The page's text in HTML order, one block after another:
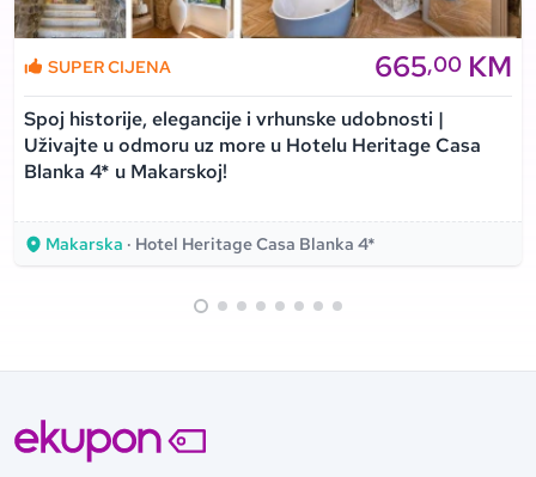
SUPER CIJENA 665,00 KM
Spoj historije, elegancije i vrhunske udobnosti |
Uživajte u odmoru uz more u Hotelu Heritage Casa
Blanka 4* u Makarskoj!
Makarska · Hotel Heritage Casa Blanka 4*